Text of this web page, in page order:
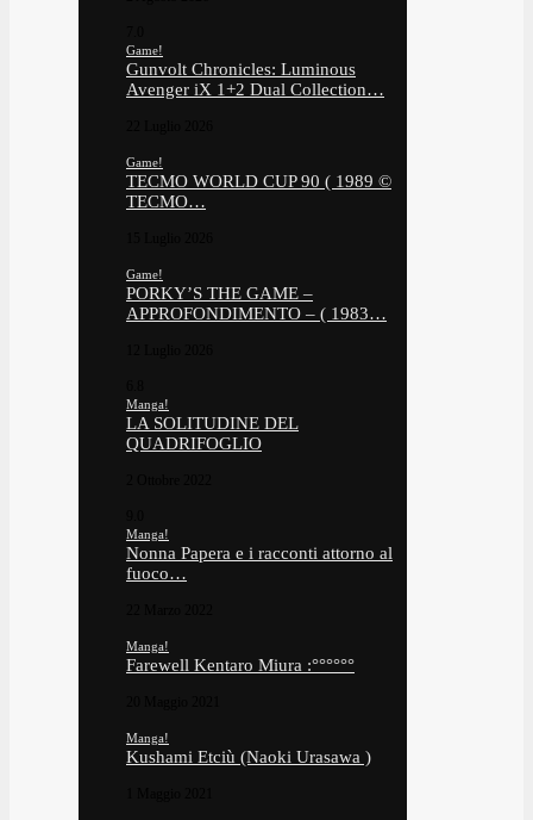
Game!
Gunvolt Chronicles: Luminous
Avenger iX 1+2 Dual Collection…
Game!
TECMO WORLD CUP 90 ( 1989 ©
TECMO…
Game!
PORKY’S THE GAME –
APPROFONDIMENTO – ( 1983…
Manga!
LA SOLITUDINE DEL
QUADRIFOGLIO
Manga!
Nonna Papera e i racconti attorno al
fuoco…
Manga!
Farewell Kentaro Miura :°°°°°°
Manga!
Kushami Etciù (Naoki Urasawa )